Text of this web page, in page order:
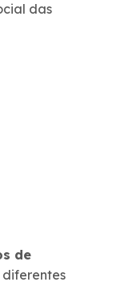
das
de
diferentes